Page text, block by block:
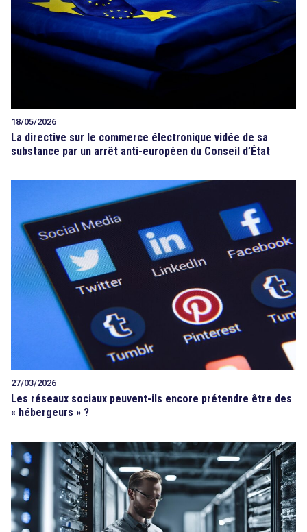
18/05/2026
La directive sur le commerce électronique vidée de sa
substance par un arrêt anti-européen du Conseil d’État
27/03/2026
Les réseaux sociaux peuvent-ils encore prétendre être des
« hébergeurs » ?